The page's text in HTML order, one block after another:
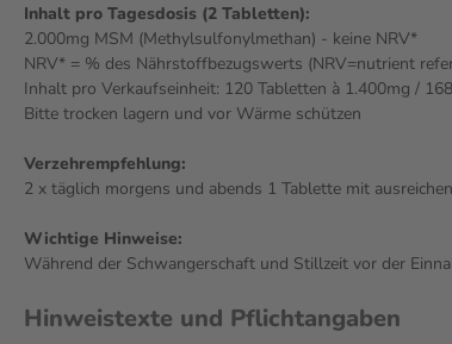
Inhalt pro Tagesdosis (2 Tabletten):
2.000mg MSM (Methylsulfonylmethan) - keine NRV*
NRV* = % des Nährstoffbezugswerts (NRV=nutrient
Inhalt pro Verkaufseinheit: 120 Tabletten à 1.400mg /
Bitte trocken lagern und vor Wärme schützen
Verzehrempfehlung:
2 x täglich morgens und abends 1 Tablette mit
Wichtige Hinweise:
Während der Schwangerschaft und Stillzeit vor der
Hinweistexte und Pflichtangaben